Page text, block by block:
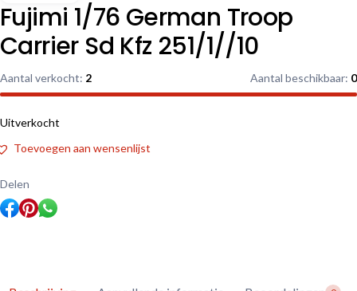
Fujimi 1/76 German Troop
Carrier Sd Kfz 251/1//10
Aantal verkocht: 2 Aantal beschikbaar: 0
Uitverkocht
Toevoegen aan wensenlijst
Delen